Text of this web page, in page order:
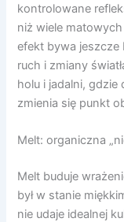
kontrolowane
niż wiele matowych
efekt bywa jeszcze
ruch i zmiany
holu i jadalni,
zmienia się punkt
Melt: organiczna
Melt buduje
był w stanie
nie udaje idealnej